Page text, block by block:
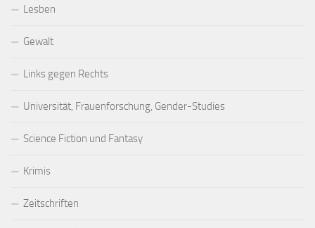
Lesben
Gewalt
Links gegen Rechts
Universität, Frauenforschung, Gender-Studies
Science Fiction und Fantasy
Krimis
Zeitschriften